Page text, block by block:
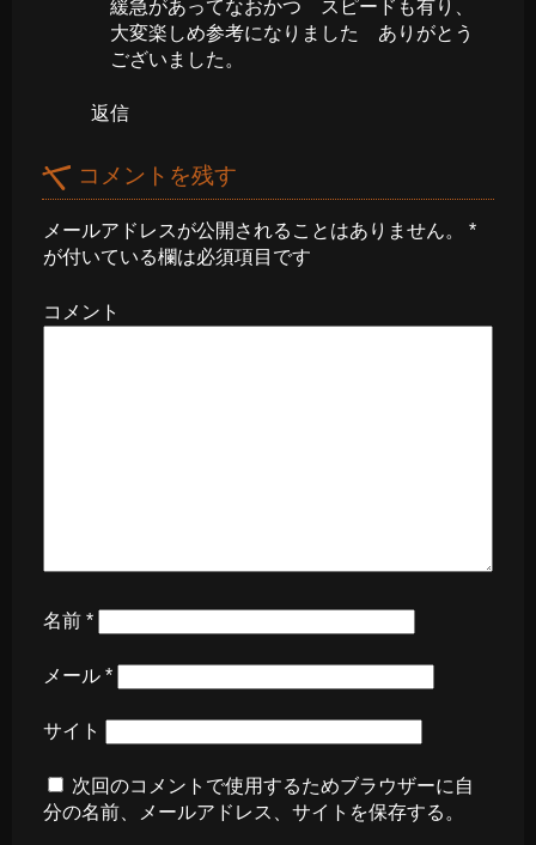
緩急があってなおかつ スピードも有り、
大変楽しめ参考になりました ありがとう
ございました。
返信
コメントを残す
メールアドレスが公開されることはありません。
*
が付いている欄は必須項目です
コメント
名前 *
メール *
サイト
次回のコメントで使用するためブラウザーに自
分の名前、メールアドレス、サイトを保存する。